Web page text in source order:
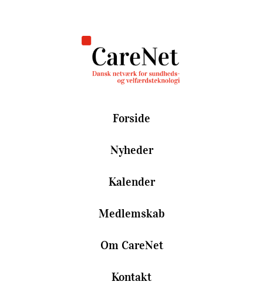
Forside
Nyheder
Kalender
Medlemskab
Om CareNet
Kontakt